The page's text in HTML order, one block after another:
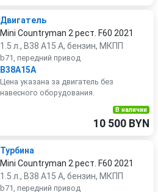
Двигатель
Mini Countryman 2 рест. F60 2021
1.5 л., B38 A15 A, бензин, МКПП
b71, передний привод
B38A15A
Цена указана за двигатель без
навесного оборудования.
В наличии
10 500 BYN
Турбина
Mini Countryman 2 рест. F60 2021
1.5 л., B38 A15 A, бензин, МКПП
b71, передний привод